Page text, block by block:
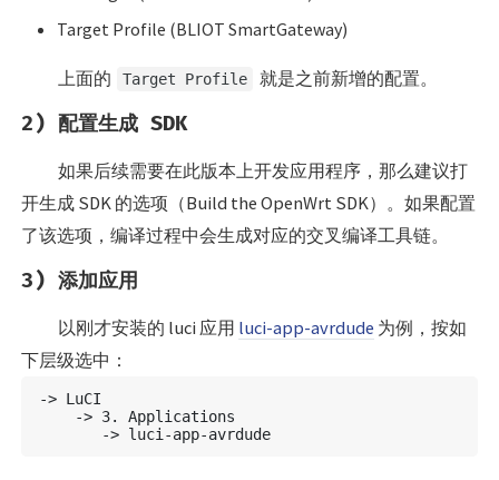
Target Profile (BLIOT SmartGateway)
上面的 Target Profile 就是之前新增的配置。
2) 配置生成 SDK
如果后续需要在此版本上开发应用程序，那么建议打
开生成 SDK 的选项（Build the OpenWrt SDK）。如果配置
了该选项，编译过程中会生成对应的交叉编译工具链。
3) 添加应用
以刚才安装的 luci 应用 luci-app-avrdude 为例，按如
下层级选中：
-> LuCI
    -> 3. Applications